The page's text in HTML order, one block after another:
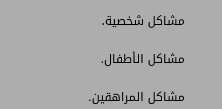
مشاكل شخصية.
مشاكل الأطفال.
مشاكل المراهقين.